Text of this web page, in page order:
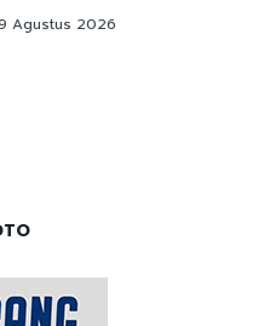
Dedi Usut Dugaan
Agustus 2026